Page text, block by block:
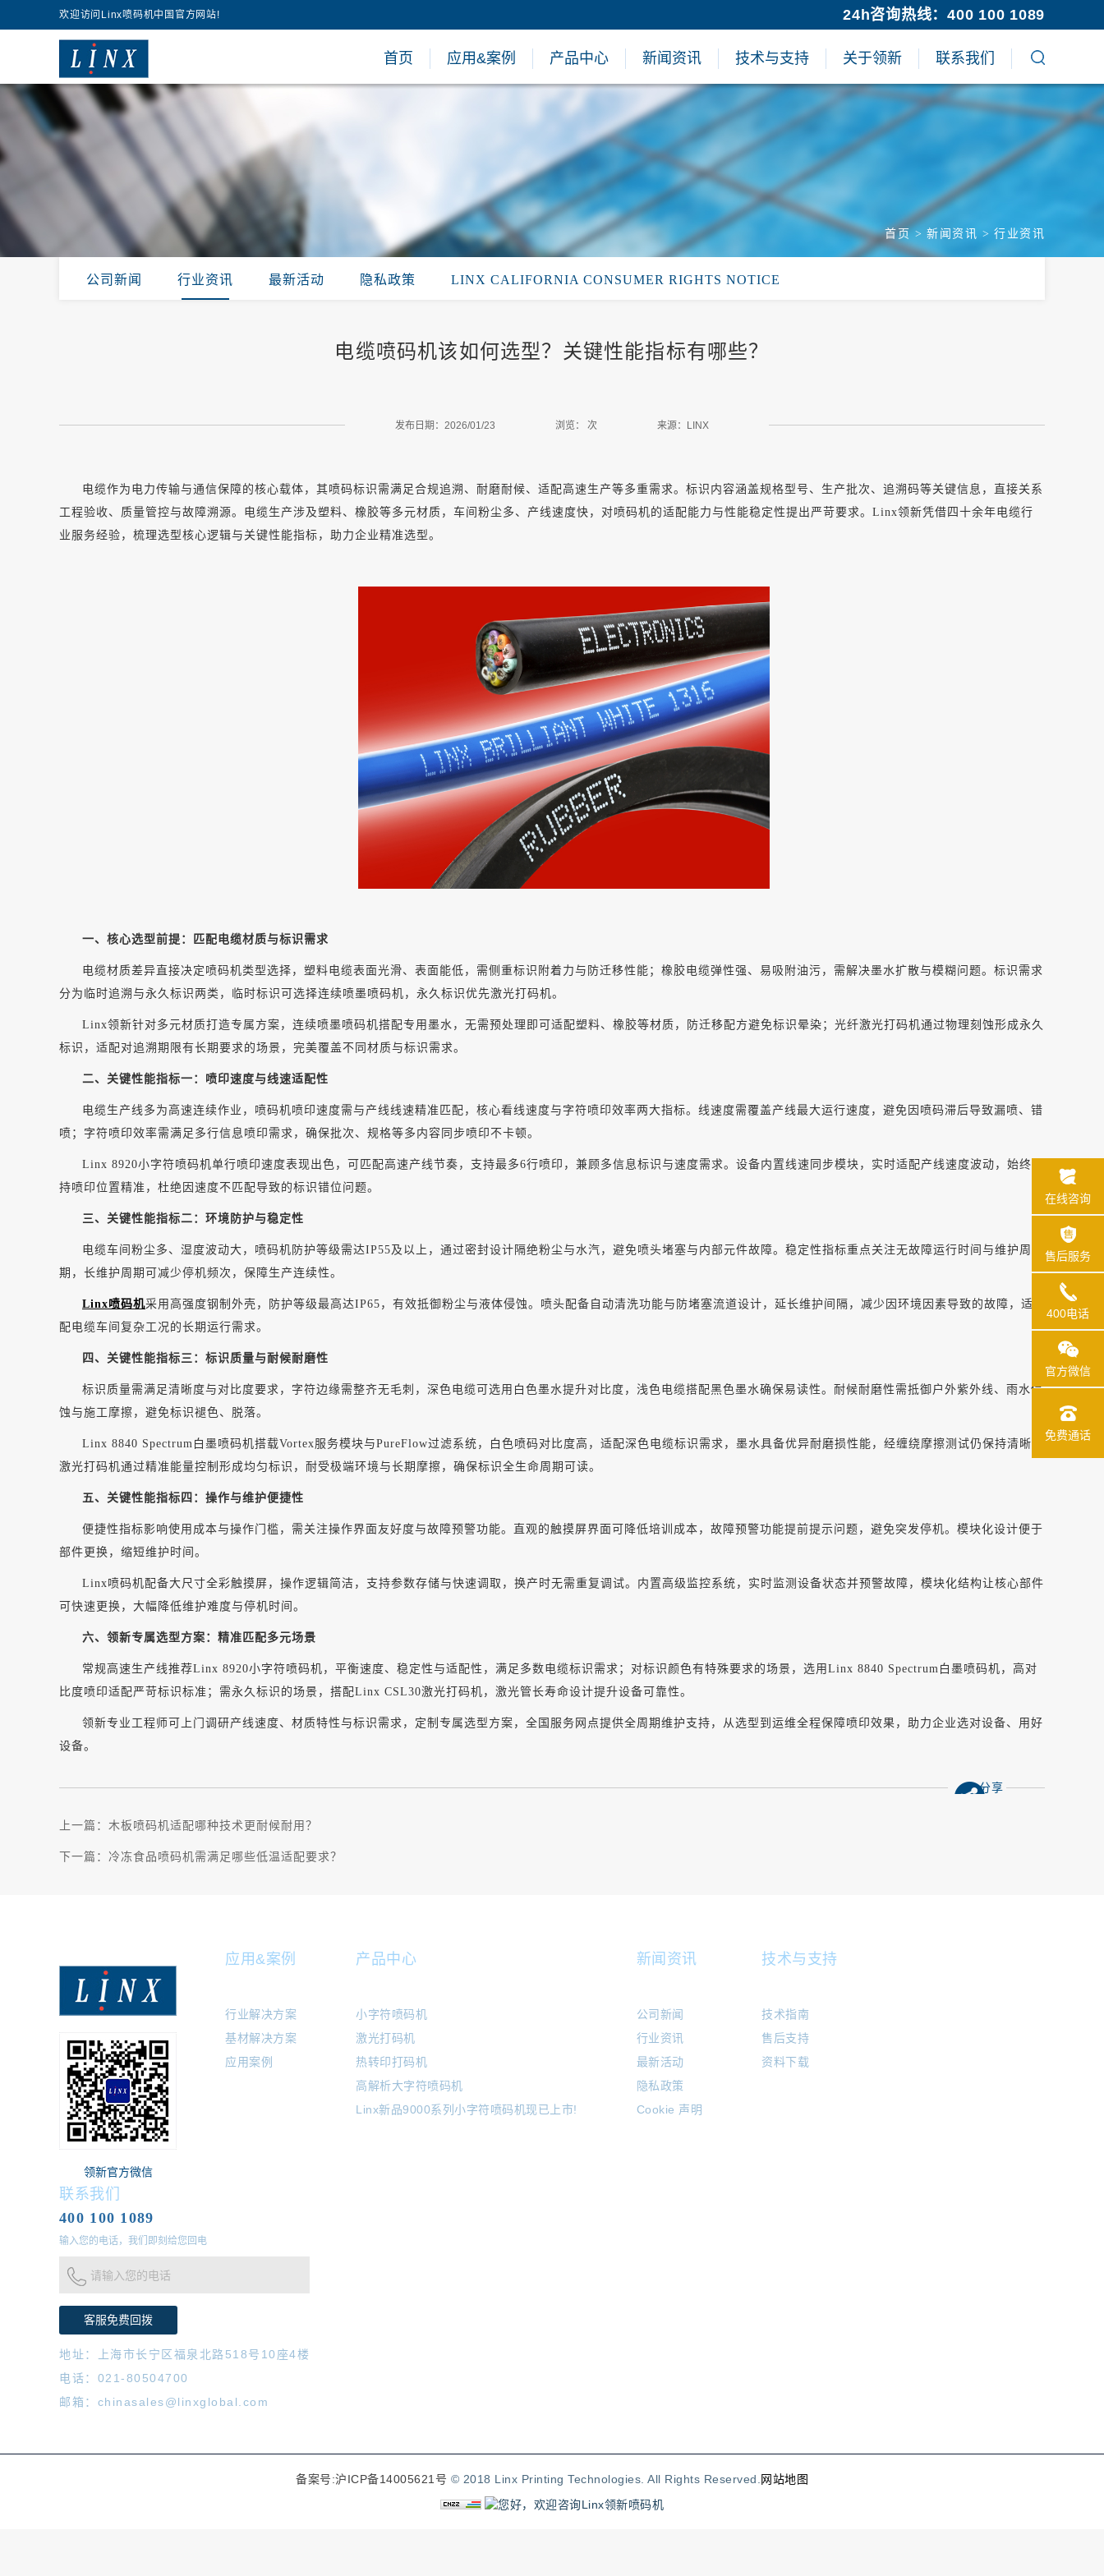
欢迎访问Linx喷码机中国官方网站! 24h咨询热线：400 100 1089
首页 应用&案例 产品中心 新闻资讯 技术与支持 关于领新 联系我们
首页 > 新闻资讯 > 行业资讯
公司新闻 行业资讯 最新活动 隐私政策 LINX CALIFORNIA CONSUMER RIGHTS NOTICE
电缆喷码机该如何选型？关键性能指标有哪些？
发布日期：2026/01/23 浏览： 次 来源：LINX
电缆作为电力传输与通信保障的核心载体，其喷码标识需满足合规追溯、耐磨耐候、适配高速生产等多重需求。标识内容涵盖规格型号、生产批次、追溯码等关键信息，直接关系
工程验收、质量管控与故障溯源。电缆生产涉及塑料、橡胶等多元材质，车间粉尘多、产线速度快，对喷码机的适配能力与性能稳定性提出严苛要求。 Linx领新凭借四十余年电缆行
业服务经验，梳理选型核心逻辑与关键性能指标，助力企业精准选型。
一、核心选型前提：匹配电缆材质与标识需求
电缆材质差异直接决定喷码机类型选择，塑料电缆表面光滑、表面能低，需侧重标识附着力与防迁移性能；橡胶电缆弹性强、易吸附油污，需解决墨水扩散与模糊问题。标识需求
分为临时追溯与永久标识两类，临时标识可选择连续喷墨喷码机，永久标识优先激光打码机。
Linx领新针对多元材质打造专属方案，连续喷墨喷码机搭配专用墨水，无需预处理即可适配塑料、橡胶等材质，防迁移配方避免标识晕染；光纤激光打码机通过物理刻蚀形成永久
标识，适配对追溯期限有长期要求的场景，完美覆盖不同材质与标识需求。
二、关键性能指标一：喷印速度与线速适配性
电缆生产线多为高速连续作业，喷码机喷印速度需与产线线速精准匹配，核心看线速度与字符喷印效率两大指标。线速度需覆盖产线最大运行速度，避免因喷码滞后导致漏喷、错
喷；字符喷印效率需满足多行信息喷印需求，确保批次、规格等多内容同步喷印不卡顿。
Linx 8920小字符喷码机单行喷印速度表现出色，可匹配高速产线节奏，支持最多6行喷印，兼顾多信息标识与速度需求。设备内置线速同步模块，实时适配产线速度波动，始终保
持喷印位置精准，杜绝因速度不匹配导致的标识错位问题。
三、关键性能指标二：环境防护与稳定性
电缆车间粉尘多、湿度波动大，喷码机防护等级需达IP55及以上，通过密封设计隔绝粉尘与水汽，避免喷头堵塞与内部元件故障。稳定性指标重点关注无故障运行时间与维护周
期，长维护周期可减少停机频次，保障生产连续性。
Linx喷码机采用高强度钢制外壳，防护等级最高达IP65，有效抵御粉尘与液体侵蚀。喷头配备自动清洗功能与防堵塞流道设计，延长维护间隔，减少因环境因素导致的故障，适
配电缆车间复杂工况的长期运行需求。
四、关键性能指标三：标识质量与耐候耐磨性
标识质量需满足清晰度与对比度要求，字符边缘需整齐无毛刺，深色电缆可选用白色墨水提升对比度，浅色电缆搭配黑色墨水确保易读性。耐候耐磨性需抵御户外紫外线、雨水侵
蚀与施工摩擦，避免标识褪色、脱落。
Linx 8840 Spectrum白墨喷码机搭载Vortex服务模块与PureFlow过滤系统，白色喷码对比度高，适配深色电缆标识需求，墨水具备优异耐磨损性能，经缠绕摩擦测试仍保持清晰。
激光打码机通过精准能量控制形成均匀标识，耐受极端环境与长期摩擦，确保标识全生命周期可读。
五、关键性能指标四：操作与维护便捷性
便捷性指标影响使用成本与操作门槛，需关注操作界面友好度与故障预警功能。直观的触摸屏界面可降低培训成本，故障预警功能提前提示问题，避免突发停机。模块化设计便于
部件更换，缩短维护时间。
Linx喷码机配备大尺寸全彩触摸屏，操作逻辑简洁，支持参数存储与快速调取，换产时无需重复调试。内置高级监控系统，实时监测设备状态并预警故障，模块化结构让核心部件
可快速更换，大幅降低维护难度与停机时间。
六、领新专属选型方案：精准匹配多元场景
常规高速生产线推荐Linx 8920小字符喷码机，平衡速度、稳定性与适配性，满足多数电缆标识需求；对标识颜色有特殊要求的场景，选用Linx 8840 Spectrum白墨喷码机，高对
比度喷印适配严苛标识标准；需永久标识的场景，搭配Linx CSL30激光打码机，激光管长寿命设计提升设备可靠性。
领新专业工程师可上门调研产线速度、材质特性与标识需求，定制专属选型方案，全国服务网点提供全周期维护支持，从选型到运维全程保障喷印效果，助力企业选对设备、用好
设备。
上一篇： 木板喷码机适配哪种技术更耐候耐用？
下一篇： 冷冻食品喷码机需满足哪些低温适配要求？
分享
领新官方微信
应用&案例
行业解决方案
基材解决方案
应用案例
产品中心
小字符喷码机
激光打码机
热转印打码机
高解析大字符喷码机
Linx新品9000系列小字符喷码机现已上市!
新闻资讯
公司新闻
行业资讯
最新活动
隐私政策
Cookie 声明
技术与支持
技术指南
售后支持
资料下载
联系我们
400 100 1089
输入您的电话，我们即刻给您回电
请输入您的电话
地址：上海市长宁区福泉北路518号10座4楼
电话：021-80504700
邮箱：chinasales@linxglobal.com
备案号:沪ICP备14005621号 © 2018 Linx Printing Technologies. All Rights Reserved. 网站地图
在线咨询
售后服务
400电话
官方微信
免费通话